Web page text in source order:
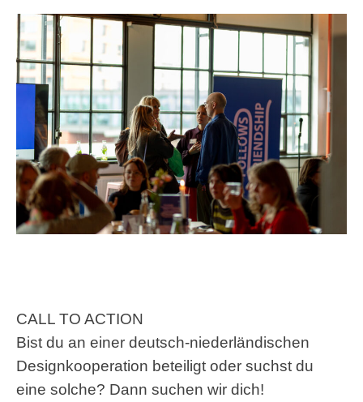
CALL TO ACTION
Bist du an einer deutsch-niederländischen
Designkooperation beteiligt oder suchst du
eine solche? Dann suchen wir dich!